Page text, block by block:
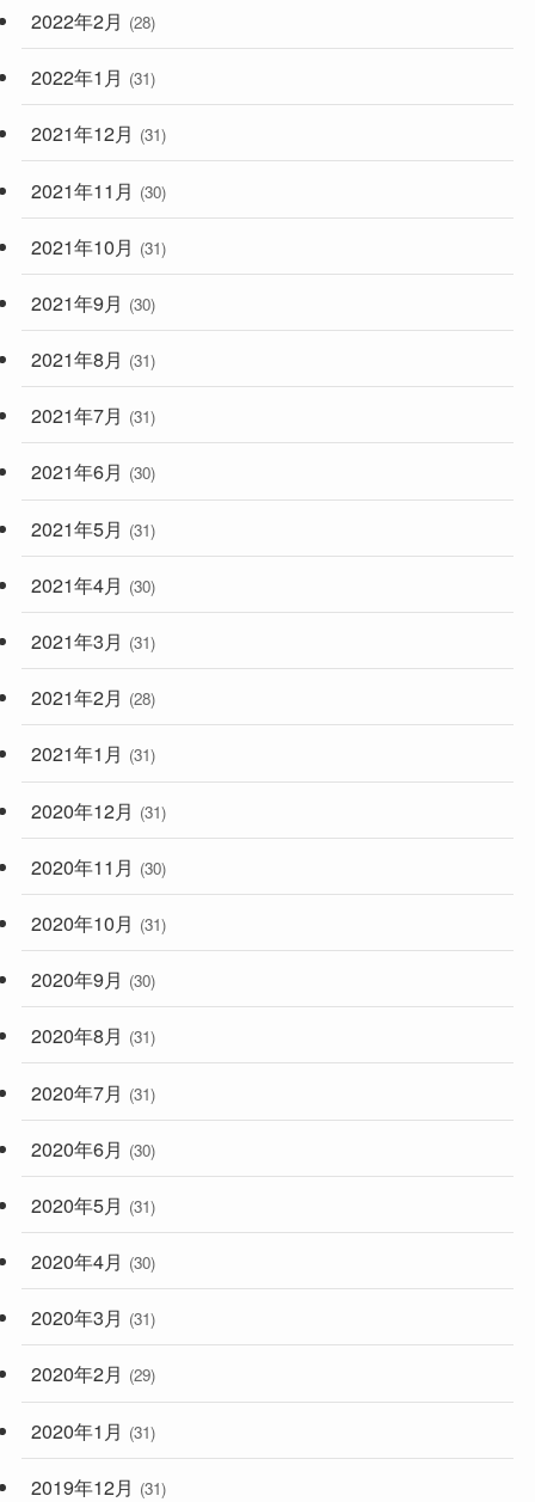
2022年2月 (28)
2022年1月 (31)
2021年12月 (31)
2021年11月 (30)
2021年10月 (31)
2021年9月 (30)
2021年8月 (31)
2021年7月 (31)
2021年6月 (30)
2021年5月 (31)
2021年4月 (30)
2021年3月 (31)
2021年2月 (28)
2021年1月 (31)
2020年12月 (31)
2020年11月 (30)
2020年10月 (31)
2020年9月 (30)
2020年8月 (31)
2020年7月 (31)
2020年6月 (30)
2020年5月 (31)
2020年4月 (30)
2020年3月 (31)
2020年2月 (29)
2020年1月 (31)
2019年12月 (31)